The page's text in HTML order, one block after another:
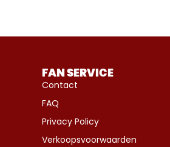
FAN SERVICE
Contact
FAQ
Privacy Policy
Verkoopsvoorwaarden